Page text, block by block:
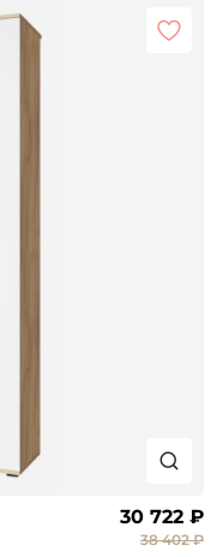
30 722 ₽
38 402 ₽